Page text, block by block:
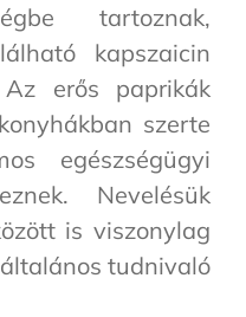
tartoznak,
kapszaicin
erős paprikák
szerte
egészségügyi
Nevelésük
is viszonylag
tudnivaló